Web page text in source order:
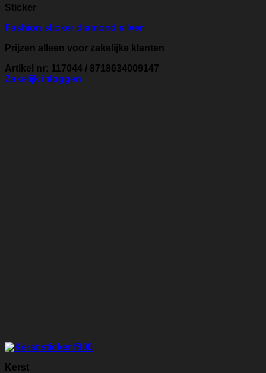
Sticker
Fashion sticker diamond silver
Prijzen alleen voor zakelijke klanten
Artikel nr: 117044 / 8718634009147
Zakelijk inloggen
Kerst